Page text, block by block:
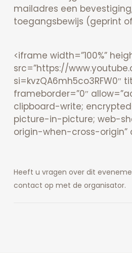
mailadres een
toegangsbewijs (geprint
<iframe width=”100%”
src=”https://
si=kvzQA6mh5co3RFW0″
frameborder=”0″
clipboard-write;
picture-in-picture; web-
origin-when-cross-origin”
Heeft u vragen over dit
contact op met de organisator.